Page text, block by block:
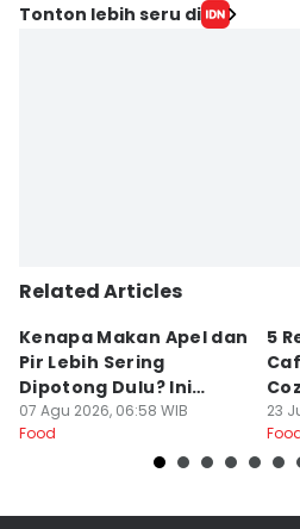
Tonton lebih seru di
Related Articles
Kenapa Makan Apel dan
Pir Lebih Sering
Dipotong Dulu? Ini
Alasannya
07 Agu 2026, 06:58 WIB
Food
5
23